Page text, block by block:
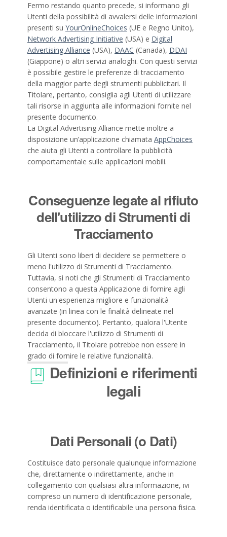
Fermo restando quanto precede, si informano gli
Utenti della possibilità di avvalersi delle informazioni
presenti su YourOnlineChoices (UE e Regno Unito),
Network Advertising Initiative (USA) e Digital
Advertising Alliance (USA), DAAC (Canada), DDAI
(Giappone) o altri servizi analoghi. Con questi servizi
è possibile gestire le preferenze di tracciamento
della maggior parte degli strumenti pubblicitari. Il
Titolare, pertanto, consiglia agli Utenti di utilizzare
tali risorse in aggiunta alle informazioni fornite nel
presente documento.
La Digital Advertising Alliance mette inoltre a
disposizione un’applicazione chiamata AppChoices
che aiuta gli Utenti a controllare la pubblicità
comportamentale sulle applicazioni mobili.
Conseguenze legate al rifiuto
dell'utilizzo di Strumenti di
Tracciamento
Gli Utenti sono liberi di decidere se permettere o
meno l'utilizzo di Strumenti di Tracciamento.
Tuttavia, si noti che gli Strumenti di Tracciamento
consentono a questa Applicazione di fornire agli
Utenti un'esperienza migliore e funzionalità
avanzate (in linea con le finalità delineate nel
presente documento). Pertanto, qualora l'Utente
decida di bloccare l'utilizzo di Strumenti di
Tracciamento, il Titolare potrebbe non essere in
grado di fornire le relative funzionalità.
Definizioni e riferimenti
legali
Dati Personali (o Dati)
Costituisce dato personale qualunque informazione
che, direttamente o indirettamente, anche in
collegamento con qualsiasi altra informazione, ivi
compreso un numero di identificazione personale,
renda identificata o identificabile una persona fisica.